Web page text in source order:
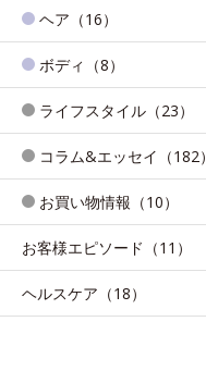
ヘア（16）
ボディ（8）
ライフスタイル（23）
コラム&エッセイ（182）
お買い物情報（10）
お客様エピソード（11）
ヘルスケア（18）